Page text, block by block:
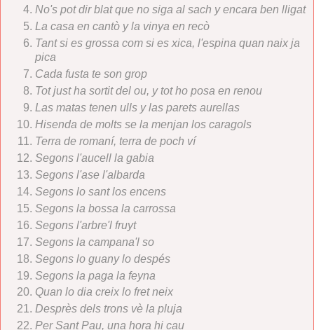
No's pot dir blat que no siga al sach y encara ben lligat
La casa en cantò y la vinya en recò
Tant si es grossa com si es xica, l'espina quan naix ja
pica
Cada fusta te son grop
Tot just ha sortit del ou, y tot ho posa en renou
Las matas tenen ulls y las parets aurellas
Hisenda de molts se la menjan los caragols
Terra de romaní, terra de poch ví
Segons l'aucell la gabia
Segons l'ase l'albarda
Segons lo sant los encens
Segons la bossa la carrossa
Segons l'arbre'l fruyt
Segons la campana'l so
Segons lo guany lo despés
Segons la paga la feyna
Quan lo dia creix lo fret neix
Desprès dels trons vè la pluja
Per Sant Pau, una hora hi cau